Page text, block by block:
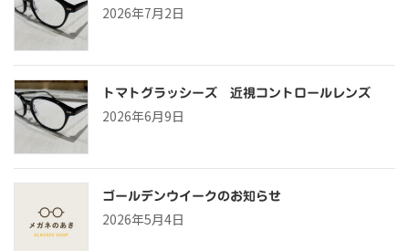
2026年7月2日
トマトグラッシーズ 近視コントロールレンズ
2026年6月9日
ゴールデンウイークのお知らせ
2026年5月4日